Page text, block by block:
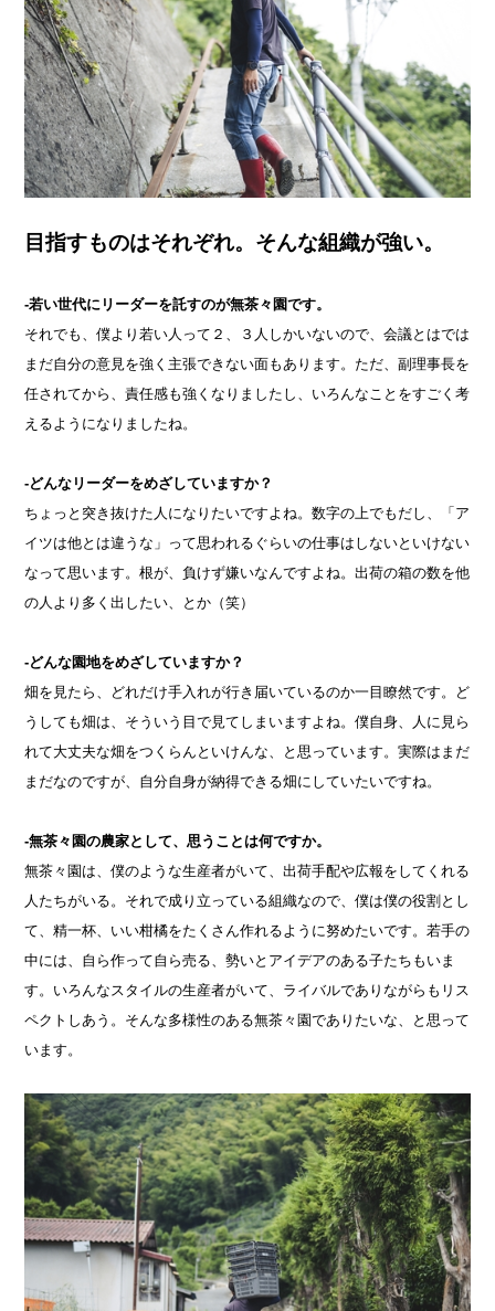
目指すものはそれぞれ。そんな組織が強い。
-若い世代にリーダーを託すのが無茶々園です。
それでも、僕より若い人って２、３人しかいないので、会議とはでは
まだ自分の意見を強く主張できない面もあります。ただ、副理事長を
任されてから、責任感も強くなりましたし、いろんなことをすごく考
えるようになりましたね。
-どんなリーダーをめざしていますか？
ちょっと突き抜けた人になりたいですよね。数字の上でもだし、「ア
イツは他とは違うな」って思われるぐらいの仕事はしないといけない
なって思います。根が、負けず嫌いなんですよね。出荷の箱の数を他
の人より多く出したい、とか（笑）
-どんな園地をめざしていますか？
畑を見たら、どれだけ手入れが行き届いているのか一目瞭然です。ど
うしても畑は、そういう目で見てしまいますよね。僕自身、人に見ら
れて大丈夫な畑をつくらんといけんな、と思っています。実際はまだ
まだなのですが、自分自身が納得できる畑にしていたいですね。
-無茶々園の農家として、思うことは何ですか。
無茶々園は、僕のような生産者がいて、出荷手配や広報をしてくれる
人たちがいる。それで成り立っている組織なので、僕は僕の役割とし
て、精一杯、いい柑橘をたくさん作れるように努めたいです。若手の
中には、自ら作って自ら売る、勢いとアイデアのある子たちもいま
す。いろんなスタイルの生産者がいて、ライバルでありながらもリス
ペクトしあう。そんな多様性のある無茶々園でありたいな、と思って
います。